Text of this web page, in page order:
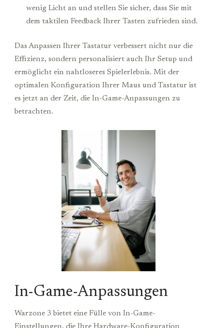
wenig Licht an und stellen Sie sicher, dass Sie mit
dem taktilen Feedback Ihrer Tasten zufrieden sind.
Das Anpassen Ihrer Tastatur verbessert nicht nur die
Effizienz, sondern personalisiert auch Ihr Setup und
ermöglicht ein nahtloseres Spielerlebnis. Mit der
optimalen Konfiguration Ihrer Maus und Tastatur ist
es jetzt an der Zeit, die In-Game-Anpassungen zu
betrachten.
In-Game-Anpassungen
Warzone 3 bietet eine Fülle von In-Game-